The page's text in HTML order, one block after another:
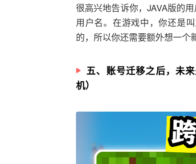
很高兴地告诉你，JAVA版的
用户名。在游戏中，你还是
的，所以你还需要额外想一个
五、账号迁移之后，未
机）